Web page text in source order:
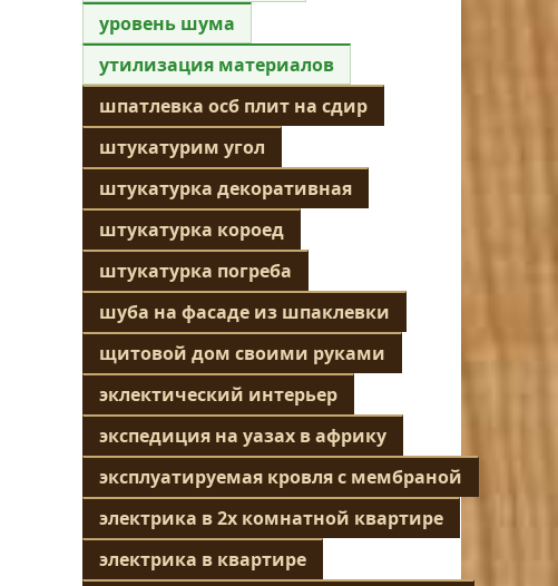
уровень шума
утилизация материалов
шпатлевка осб плит на сдир
штукатурим угол
штукатурка декоративная
штукатурка короед
штукатурка погреба
шуба на фасаде из шпаклевки
щитовой дом своими руками
эклектический интерьер
экспедиция на уазах в африку
эксплуатируемая кровля с мембраной
электрика в 2х комнатной квартире
электрика в квартире